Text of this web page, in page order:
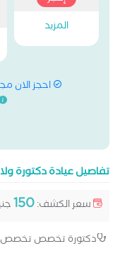
المزيد
احجز الان
تفاصيل عيادة دكتورة
سعر الكشف:150
دكتورة تخصص تخصص